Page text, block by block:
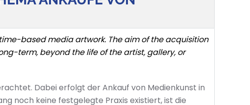
based media artwork. The aim of the acquisition
term, beyond the life of the artist, gallery, or
Dabei erfolgt der Ankauf von Medienkunst in
noch keine festgelegte Praxis existiert, ist die